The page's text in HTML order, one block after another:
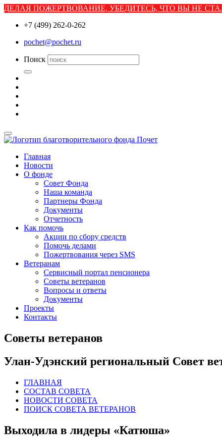
ДЕЛАЯ ПОЖЕРТВОВАНИЕ, УБЕДИТЕСЬ, ЧТО ВЫ НЕ
+7 (499) 262-0-262
pochet@pochet.ru
Поиск
Главная
Новости
О фонде
Совет Фонда
Наша команда
Партнеры Фонда
Документы
Отчетность
Как помочь
Акции по сбору средств
Помочь делами
Пожертвования через SMS
Ветеранам
Сервисный портал пенсионера
Советы ветеранов
Вопросы и ответы
Документы
Проекты
Контакты
Советы ветеранов
Улан-Удэнский региональный Совет
ГЛАВНАЯ
СОСТАВ СОВЕТА
НОВОСТИ СОВЕТА
ПОИСК СОВЕТА ВЕТЕРАНОВ
Выходила в лидеры «Катюша»